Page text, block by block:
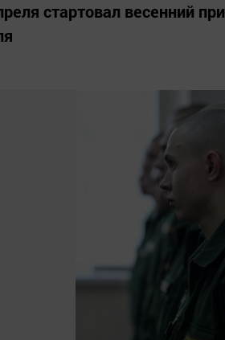
стартовал весенний